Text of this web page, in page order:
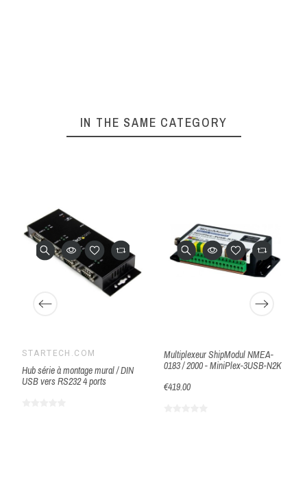
IN THE SAME CATEGORY
STARTECH.COM
Hub série à montage mural / DIN
USB vers RS232 4 ports
Multiplexeur ShipModul NMEA-
0183 / 2000 - MiniPlex-3USB-N2K
€419.00